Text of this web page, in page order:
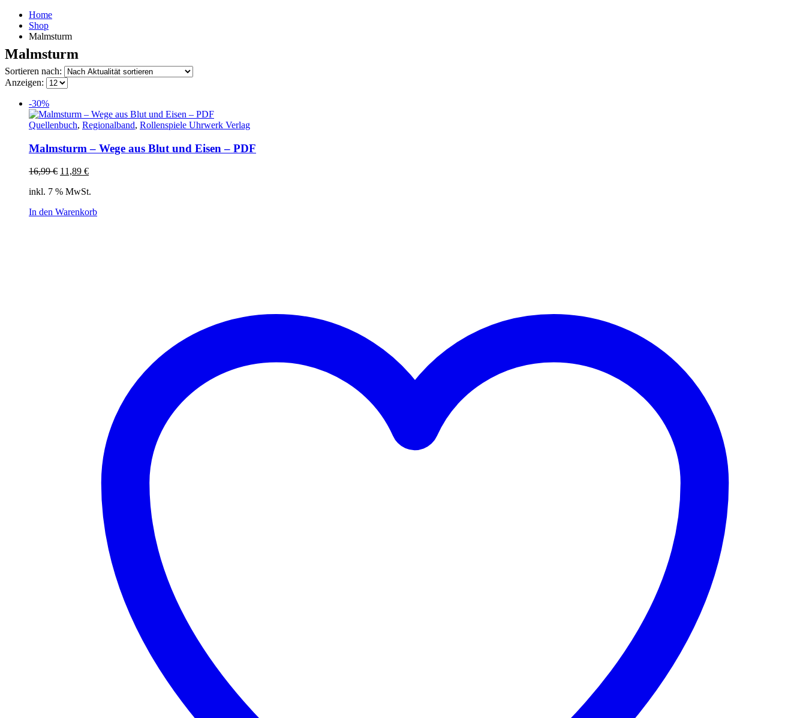
Home
Shop
Malmsturm
Malmsturm
Sortieren nach:
Anzeigen:
-30%
Quellenbuch, Regionalband, Rollenspiele Uhrwerk Verlag
Malmsturm – Wege aus Blut und Eisen – PDF
16,99€ Ursprünglicher
war:
11,89 €Aktueller
ist:
inkl. 7 % MwSt.
In den Warenkorb